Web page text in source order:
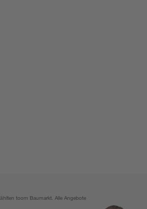
toom Baumarkt. Alle Angebote